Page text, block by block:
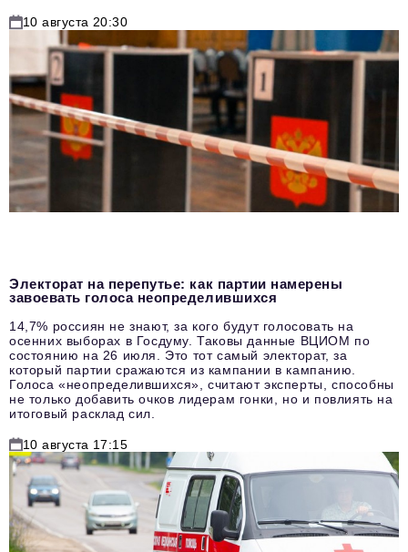
10 августа 20:30
Электорат на перепутье: как партии намерены
завоевать голоса неопределившихся
14,7% россиян не знают, за кого будут голосовать на
осенних выборах в Госдуму. Таковы данные ВЦИОМ по
состоянию на 26 июля. Это тот самый электорат, за
который партии сражаются из кампании в кампанию.
Голоса «неопределившихся», считают эксперты, способны
не только добавить очков лидерам гонки, но и повлиять на
итоговый расклад сил.
10 августа 17:15